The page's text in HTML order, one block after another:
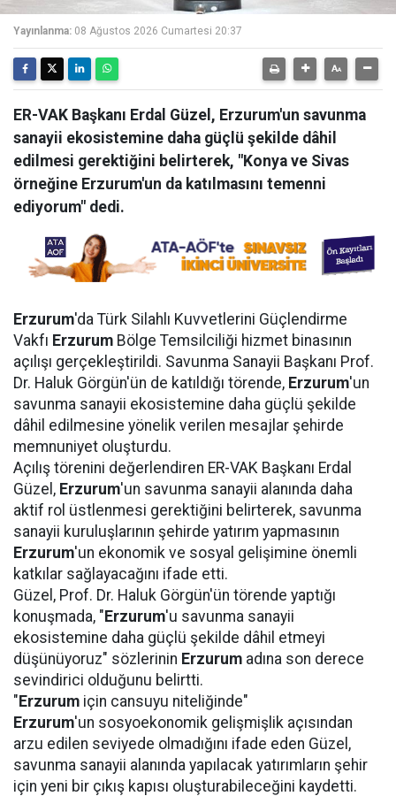
Yayınlanma: 08 Ağustos 2026 Cumartesi 20:37
ER-VAK Başkanı Erdal Güzel, Erzurum'un savunma
sanayii ekosistemine daha güçlü şekilde dâhil
edilmesi gerektiğini belirterek, "Konya ve Sivas
örneğine Erzurum'un da katılmasını temenni
ediyorum" dedi.
Erzurum'da Türk Silahlı Kuvvetlerini Güçlendirme
Vakfı Erzurum Bölge Temsilciliği hizmet binasının
açılışı gerçekleştirildi. Savunma Sanayii Başkanı Prof.
Dr. Haluk Görgün'ün de katıldığı törende, Erzurum'un
savunma sanayii ekosistemine daha güçlü şekilde
dâhil edilmesine yönelik verilen mesajlar şehirde
memnuniyet oluşturdu.
Açılış törenini değerlendiren ER-VAK Başkanı Erdal
Güzel, Erzurum'un savunma sanayii alanında daha
aktif rol üstlenmesi gerektiğini belirterek, savunma
sanayii kuruluşlarının şehirde yatırım yapmasının
Erzurum'un ekonomik ve sosyal gelişimine önemli
katkılar sağlayacağını ifade etti.
Güzel, Prof. Dr. Haluk Görgün'ün törende yaptığı
konuşmada, " Erzurum'u savunma sanayii
ekosistemine daha güçlü şekilde dâhil etmeyi
düşünüyoruz" sözlerinin Erzurum adına son derece
sevindirici olduğunu belirtti.
" Erzurum için cansuyu niteliğinde"
Erzurum'un sosyoekonomik gelişmişlik açısından
arzu edilen seviyede olmadığını ifade eden Güzel,
savunma sanayii alanında yapılacak yatırımların şehir
için yeni bir çıkış kapısı oluşturabileceğini kaydetti.